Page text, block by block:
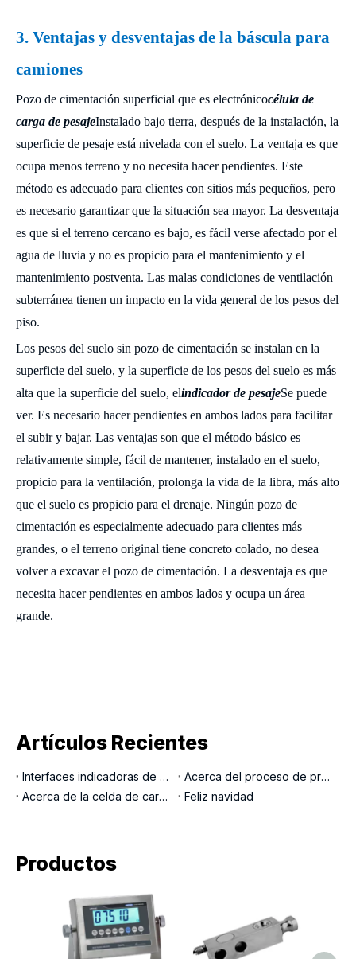
3. Ventajas y desventajas de la báscula para
camiones
Pozo de cimentación superficial que es electrónicocélula de
carga de pesajeInstalado bajo tierra, después de la instalación, la
superficie de pesaje está nivelada con el suelo. La ventaja es que
ocupa menos terreno y no necesita hacer pendientes. Este
método es adecuado para clientes con sitios más pequeños, pero
es necesario garantizar que la situación sea mayor. La desventaja
es que si el terreno cercano es bajo, es fácil verse afectado por el
agua de lluvia y no es propicio para el mantenimiento y el
mantenimiento postventa. Las malas condiciones de ventilación
subterránea tienen un impacto en la vida general de los pesos del
piso.
Los pesos del suelo sin pozo de cimentación se instalan en la
superficie del suelo, y la superficie de los pesos del suelo es más
alta que la superficie del suelo, elindicador de pesajeSe puede
ver. Es necesario hacer pendientes en ambos lados para facilitar
el subir y bajar. Las ventajas son que el método básico es
relativamente simple, fácil de mantener, instalado en el suelo,
propicio para la ventilación, prolonga la vida de la libra, más alto
que el suelo es propicio para el drenaje. Ningún pozo de
cimentación es especialmente adecuado para clientes más
grandes, o el terreno original tiene concreto colado, no desea
volver a excavar el pozo de cimentación. La desventaja es que
necesita hacer pendientes en ambos lados y ocupa un área
grande.
Artículos Recientes
Interfaces indicadoras de pesaje
Acerca del proceso de producción LOCOSC para básculas, células de carga e indicadores
Acerca de la celda de carga del pasador de carga
Feliz navidad
Productos